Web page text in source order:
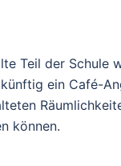
Teil der Schule
ein Café-
können.